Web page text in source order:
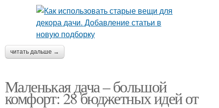
читать дальше →
Маленькая дача – большой
комфорт: 28 бюджетных идей от